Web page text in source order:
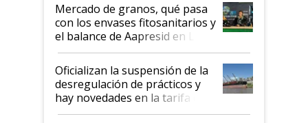
Mercado de granos, qué pasa
con los envases fitosanitarios y
el balance de Aapresid en La
Posta
Oficializan la suspensión de la
desregulación de prácticos y
hay novedades en la tarifa de
la hidrovía